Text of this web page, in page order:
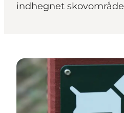
indhegnet skovområde